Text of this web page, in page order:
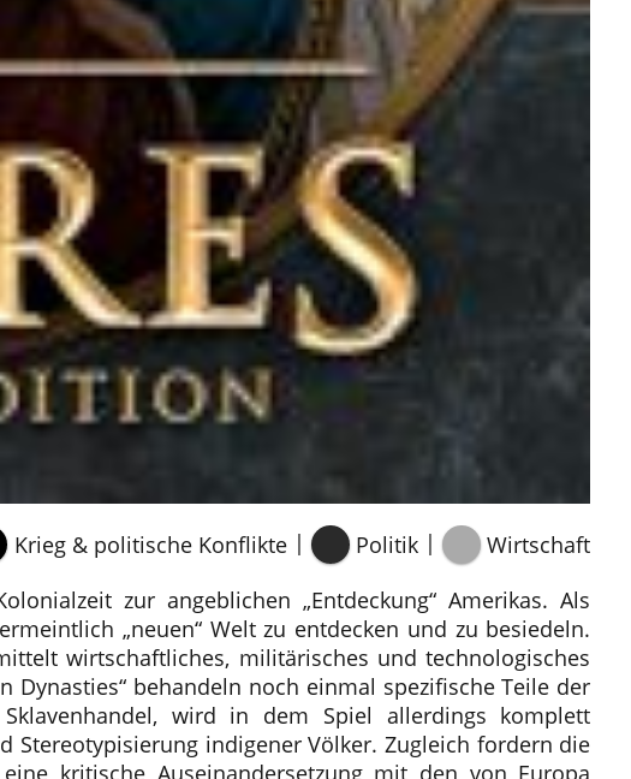
Krieg & politische Konflikte| Politik |
Wirtschaft
zur angeblichen „Entdeckung“ Amerikas. Als
„neuen“ Welt zu entdecken und zu besiedeln.
wirtschaftliches, militärisches und technologisches
Dynasties“ behandeln noch einmal spezifische Teile der
wird in dem Spiel allerdings komplett
indigener Völker. Zugleich fordern die